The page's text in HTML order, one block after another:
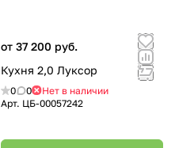
от 37 200 руб.
Кухня 2,0 Луксор
0 0
Нет в наличии
Арт. ЦБ-00057242